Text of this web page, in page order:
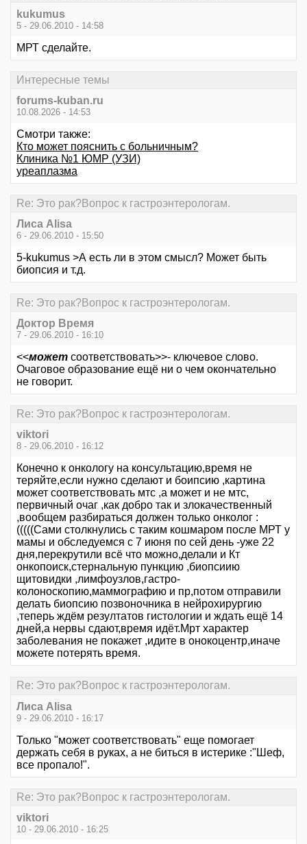
kukumus
5 - 29.06.2010 - 14:58
МРТ сделайте.
Интересные темы
forums-kuban.ru
10.08.2026 - 14:53
Смотри также:
Кто может пояснить с больничным?
Клиника №1 ЮМР (УЗИ)
уреаплазма
Re: Это рак?Вопрос к гастроэнтерологам.
Лиса Alisa
6 - 29.06.2010 - 15:50
5-kukumus >А есть ли в этом смысл? Может быть
биопсия и т.д.
Re: Это рак?Вопрос к гастроэнтерологам.
Доктор Время
7 - 29.06.2010 - 16:10
<<может соответствовать>>- ключевое слово.
Очаговое образование ещё ни о чем окончательно
не говорит.
Re: Это рак?Вопрос к гастроэнтерологам.
viktori
8 - 29.06.2010 - 16:12
Конечно к онкологу на консультацию,время не
теряйте,если нужно сделают и боипсию ,картина
может соответствовать мтс ,а может и не мтс,
первичный очаг ,как добро так и злокачественный
,вообщем разбираться должен только онколог :
(((((Сами столкнулись с таким кошмаром после МРТ у
мамы и обследуемся с 7 июня по сей день -уже 22
дня,перекрутили всё что можно,делали и Кт
онкопоиск,стернальную пункцию ,биопсиию
щитовидки ,лимфоузлов,гастро-
колоноскопию,маммографию и пр,потом отправили
делать биопсию позвоночника в нейрохирургию
,теперь ждём резултатов гистологии и ждать ещё 14
дней,а нервы сдают,время идёт.Мрт характер
заболевания не покажет ,идите в онокоцентр,иначе
можете потерять время.
Re: Это рак?Вопрос к гастроэнтерологам.
Лиса Alisa
9 - 29.06.2010 - 16:17
Только "может соответствовать" еще помогает
держать себя в руках, а не биться в истерике :"Шеф,
все пропало!".
Re: Это рак?Вопрос к гастроэнтерологам.
viktori
10 - 29.06.2010 - 16:25